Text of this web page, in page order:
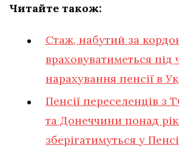
Читайте також:
Стаж, набутий за
враховуватиметься під
нарахування пенсії в
Пенсії переселенців
та Донеччини понад
зберігатимуться у